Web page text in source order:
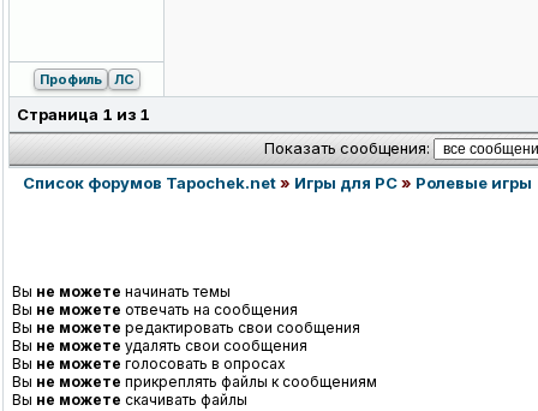
Профиль ЛС
Страница 1 из 1
Показать сообщения:
Список форумов Tapochek.net» Игры для PC» Ролевые игры
Вы не можете начинать темы
Вы не можете отвечать на сообщения
Вы не можете редактировать свои сообщения
Вы не можете удалять свои сообщения
Вы не можете голосовать в опросах
Вы не можете прикреплять файлы к сообщениям
Вы не можете скачивать файлы